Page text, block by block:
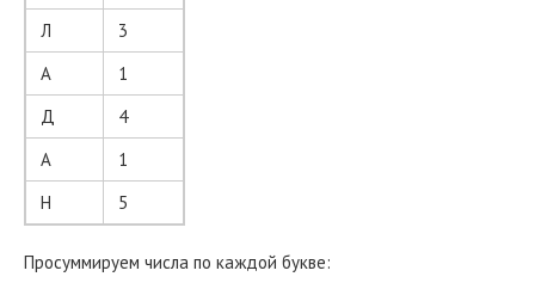
Л
3
А
1
Д
4
А
1
Н
5
Просуммируем числа по каждой букве: